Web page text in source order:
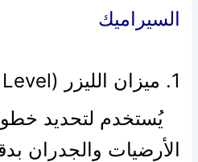
السيراميك
1. ميزان الليزر (Laser Level):
يُستخدم لتحديد
الأرضيات والجدران